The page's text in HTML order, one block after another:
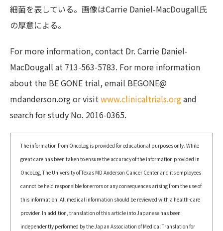
細菌を表している。画像はCarrie Daniel-MacDougall氏
の厚意による。
For more information, contact Dr. Carrie Daniel-
MacDougall at 713-563-5783. For more information
about the BE GONE trial, email BEGONE@
mdanderson.org or visitwww.clinicaltrials.organd
search for study No. 2016-0365.
The information from OncoLog is provided for educational purposes only. While
great care has been taken to ensure the accuracy of the information provided in
OncoLog, The University of Texas MD Anderson Cancer Center and its employees
cannot be held responsible for errors or any consequences arising from the use of
this information. All medical information should be reviewed with a health-care
provider. In addition, translation of this article into Japanese has been
independently performed by the Japan Association of Medical Translation for